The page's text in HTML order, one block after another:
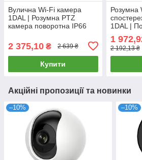
Вулична Wi-Fi камера
1DAL | Розумна PTZ
камера поворотна IP66
2 375,10 ₴ 2 639 ₴
Купити
Розумна
1DAL |
1
2 192,13 ₴
Акційні пропозиції та новинки
–10% –10%